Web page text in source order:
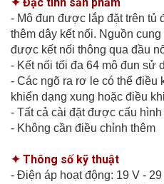
- Mô đun được lắp đặt trên tủ
thêm dây kết nối. Nguồn
được kết nối thông qua đầu
- Kết nối tối đa 64 mô đun sử
- Các ngõ ra rơ le có thể điều
khiển dạng xung hoặc điều
- Tất cả cài đặt được cấu
- Không cần điều chỉnh thêm
✦ Thông số kỹ thuật
- Điện áp hoạt động: 19 V - 29